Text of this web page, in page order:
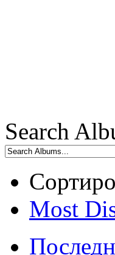
Search
Most